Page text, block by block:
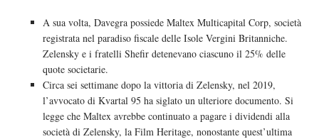
A sua volta, Davegra possiede Maltex Multicapital Corp, società
registrata nel paradiso fiscale delle Isole Vergini Britanniche.
Zelensky e i fratelli Shefir detenevano ciascuno il 25% delle
quote societarie.
Circa sei settimane dopo la vittoria di Zelensky, nel 2019,
l’avvocato di Kvartal 95 ha siglato un ulteriore documento. Si
legge che Maltex avrebbe continuato a pagare i dividendi alla
società di Zelensky, la Film Heritage, nonostante quest’ultima